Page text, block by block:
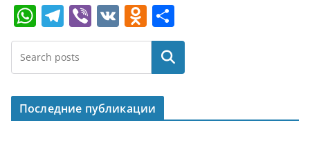
W
h
at
s
A
p
T
el
e
gr
a
m
Vi
b
V
K
O
d
o
kl
a
т
п
р
в
Поиск
Последние публикации